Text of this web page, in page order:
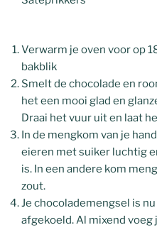
Verwarm je oven voor op
bakblik
Smelt de chocolade en
het een mooi glad en
Draai het vuur uit en laat
In de mengkom van je
eieren met suiker luchtig
is. In een andere kom
zout.
Je chocolademengsel is
afgekoeld. Al mixend voeg